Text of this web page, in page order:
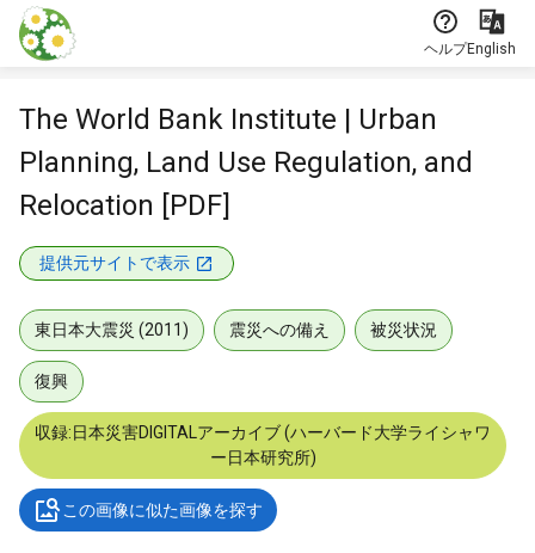
本文に飛ぶ
ヘルプEnglish
The World Bank Institute | Urban
Planning, Land Use Regulation, and
Relocation [PDF]
提供元サイトで表示
東日本大震災 (2011) 震災への備え 被災状況
復興
収録:日本災害DIGITALアーカイブ (ハーバード大学ライシャワ
ー日本研究所)
この画像に似た画像を探す